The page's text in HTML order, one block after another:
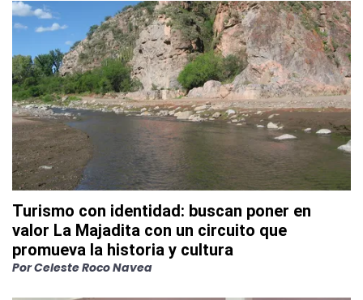
Turismo con identidad: buscan poner en
valor La Majadita con un circuito que
promueva la historia y cultura
PorCeleste Roco Navea